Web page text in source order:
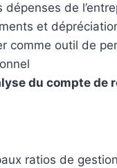
dépenses de
et
comme outil de
du compte de
ratios de